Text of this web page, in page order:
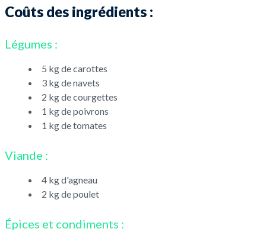
Coûts des ingrédients :
Légumes :
5 kg de carottes
3 kg de navets
2 kg de courgettes
1 kg de poivrons
1 kg de tomates
Viande :
4 kg d'agneau
2 kg de poulet
Épices et condiments :